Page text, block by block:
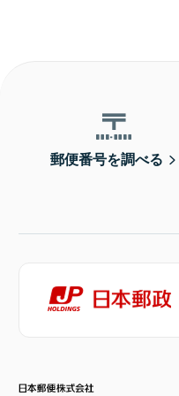
郵便番号を調べる